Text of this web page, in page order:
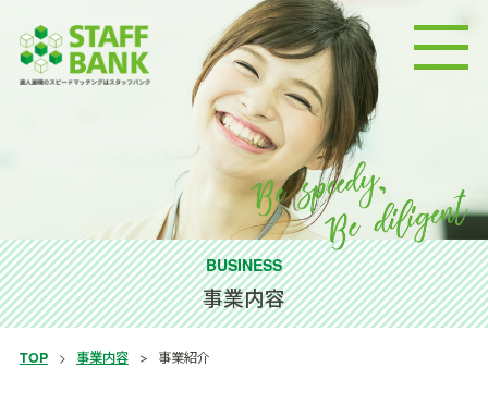
BUSINESS
事業内容
TOP 事業内容 事業紹介